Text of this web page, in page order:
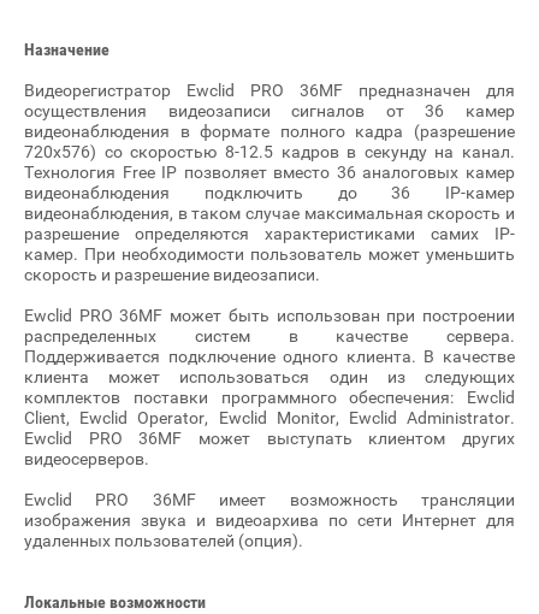
Назначение
Видеорегистратор Ewclid PRO 36MF предназначен для
осуществления видеозаписи сигналов от 36 камер
видеонаблюдения в формате полного кадра (разрешение
720х576) со скоростью 8-12.5 кадров в секунду на канал.
Технология Free IP позволяет вместо 36 аналоговых камер
видеонаблюдения подключить до 36 IP-камер
видеонаблюдения, в таком случае максимальная скорость и
разрешение определяются характеристиками самих IP-
камер. При необходимости пользователь может уменьшить
скорость и разрешение видеозаписи.
Ewclid PRO 36MF может быть использован при построении
распределенных систем в качестве сервера.
Поддерживается подключение одного клиента. В качестве
клиента может использоваться один из следующих
комплектов поставки программного обеспечения: Ewclid
Client, Ewclid Operator, Ewclid Monitor, Ewclid Administrator.
Ewclid PRO 36MF может выступать клиентом других
видеосерверов.
Ewclid PRO 36MF имеет возможность трансляции
изображения звука и видеоархива по сети Интернет для
удаленных пользователей (опция).
Локальные возможности